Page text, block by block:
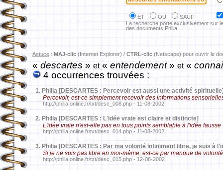
ET OU
SAUF
La recherche porte exclusivement sur
des documents Philia.
Astuce : MAJ-clic (Internet Explorer) / CTRL-clic (Netscape) pour ouvrir le
«descartes » et« entendement» et«
4 occurrences trouvées :
1. Philia [DESCARTES : Percevoir est aussi une activité
Percevoir, est-ce simplement recevoir des informations
http://philia.online.fr/txt/desc_008.php - 11-08-2002
2. Philia [DESCARTES : L'idée vraie est claire et distincte]
L'idée vraie n'est-elle pas en tous points semblable à l'idée fausse
http://philia.online.fr/txt/desc_014.php - 11-08-2002
3. Philia [DESCARTES : Par ma volonté infiniment libre, je suis à
Si je ne suis pas libre en moi-même, est-ce par manque de
http://philia.online.fr/txt/desc_015.php - 12-08-2002